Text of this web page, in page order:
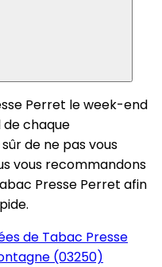
Perret le week-end
de chaque
de ne pas vous
vous recommandons
Presse Perret afin
de Tabac Presse
(03250)